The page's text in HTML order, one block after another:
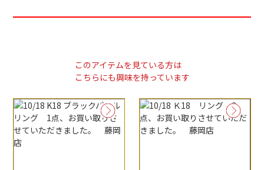
このアイテムを見ている方は
こちらにも興味を持っています